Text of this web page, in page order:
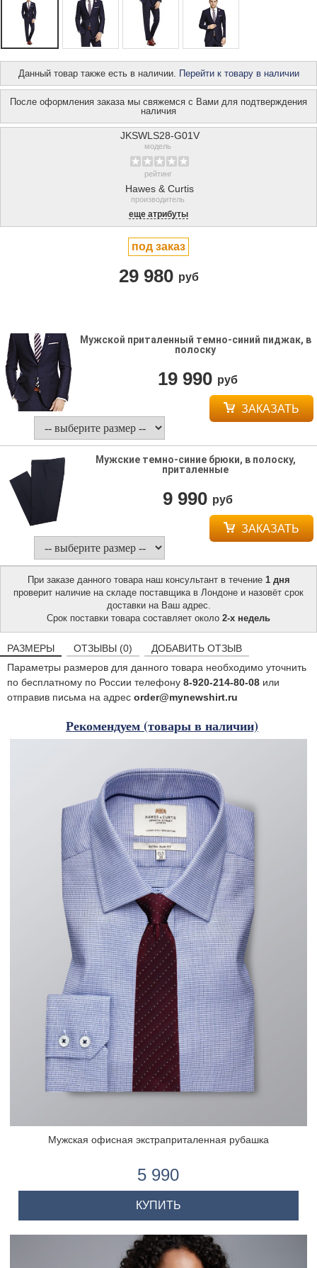
Данный товар также есть в наличии. Перейти к товару в наличии
После оформления заказа мы свяжемся с Вами для подтверждения
наличия
JKSWLS28-G01V
модель
рейтинг
Hawes & Curtis
производитель
еще атрибуты
под заказ
29 980 руб
Мужской приталенный темно-синий пиджак, в
полоску
19 990 руб
ЗАКАЗАТЬ
Мужские темно-синие брюки, в полоску,
приталенные
9 990 руб
ЗАКАЗАТЬ
При заказе данного товара наш консультант в течение 1 дня
проверит наличие на складе поставщика в Лондоне и назовёт срок
доставки на Ваш адрес.
Срок поставки товара составляет около 2-х недель
РАЗМЕРЫ ОТЗЫВЫ (0)
ДОБАВИТЬ ОТЗЫВ
Параметры размеров для данного товара необходимо уточнить
по бесплатному по России телефону 8-920-214-80-08 или
отправив письма на адрес order@mynewshirt.ru
Рекомендуем (товары в наличии)
Мужская офисная экстраприталенная рубашка
5 990
КУПИТЬ